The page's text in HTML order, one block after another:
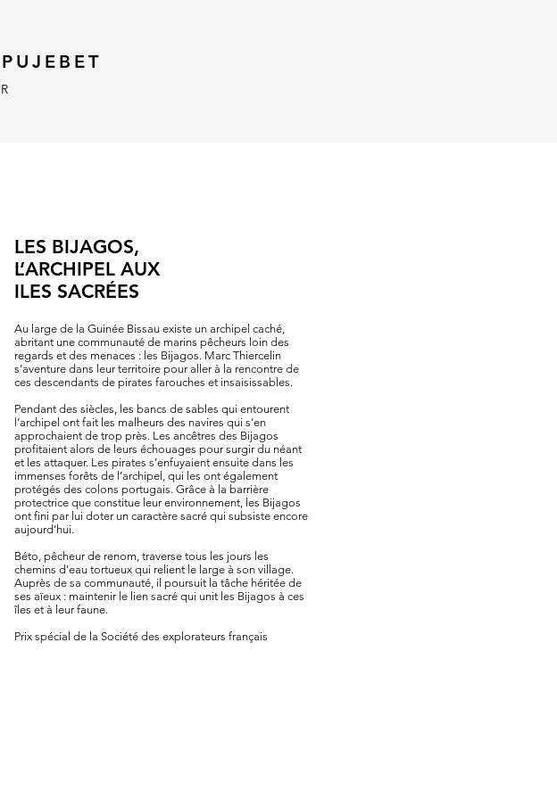
LES BIJAGOS,
L’ARCHIPEL AUX
ILES SACRÉES
Au large de la Guinée Bissau existe un archipel caché,
abritant une communauté de marins pêcheurs loin des
regards et des menaces : les Bijagos. Marc Thiercelin
s’aventure dans leur territoire pour aller à la rencontre de
ces descendants de pirates farouches et insaisissables.
Pendant des siècles, les bancs de sables qui entourent
l’archipel ont fait les malheurs des navires qui s’en
approchaient de trop près. Les ancêtres des Bijagos
profitaient alors de leurs échouages pour surgir du néant
et les attaquer. Les pirates s’enfuyaient ensuite dans les
immenses forêts de l’archipel, qui les ont également
protégés des colons portugais. Grâce à la barrière
protectrice que constitue leur environnement, les Bijagos
ont fini par lui doter un caractère sacré qui subsiste encore
aujourd’hui.
Béto, pêcheur de renom, traverse tous les jours les
chemins d’eau tortueux qui relient le large à son village.
Auprès de sa communauté, il poursuit la tâche héritée de
ses aïeux : maintenir le lien sacré qui unit les Bijagos à ces
îles et à leur faune.
Prix spécial de la Société des explorateurs français